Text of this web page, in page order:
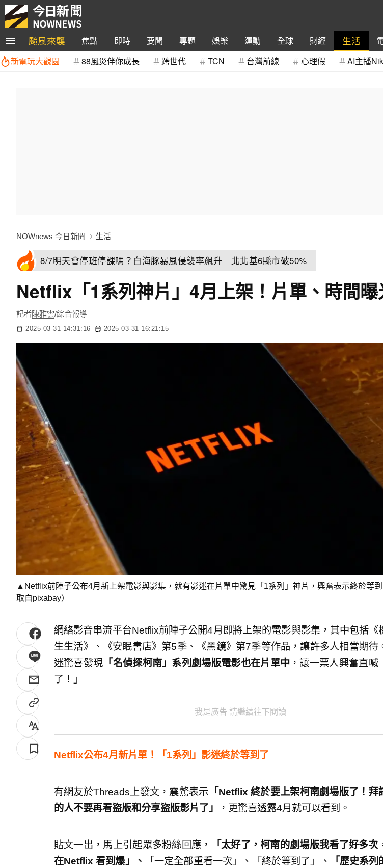
颱風來襲 焦點 即時 要聞 專題 娛樂 運動 全球 財經 生活
新電玩大觀園
88風災伴你成長 跨世代 TCN 台灣前線 心理假 AI主播
NOWnews 今日新聞 生活
8/7明天會停班停課嗎？白海豚暴風侵襲率飆升 北北基6縣市破50%
Netflix「1系列神片」4月上架！片單、時間
記者陳雅雲/綜合報導
2025-03-31 14:31:16 2025-03-31 16:21:15
▲Netflix前陣子公布4月新上架電影與影集，就有影迷在片單中驚見「1系列」神片，興奮表示終於等
取自pixabay）
網絡影音串流平台Netflix前陣子公開4月即將上架的電影與影集，其中包括《
生生活》、《安眠書店》第5季、《黑鏡》第7季等作品，讓許多人相當期待
迷驚喜發現 「名偵探柯南」系列劇場版電影也在片單中 ，讓一票人興奮直喊
了！」
我是廣告 請繼續往下閱讀
Netflix公布4月新片單！「1系列」影迷終於等到了
有網友於Threads上發文，震驚表示 「Netflix 終於要上架柯南劇場版了！拜
的人不要再看盜版和分享盜版影片了」
，更驚喜透露4月就可以看到。
貼文一出，馬上引起眾多粉絲回應，
「太好了，柯南的劇場版我看了好多次
在Netflix 看到爆」、
「一定全部重看一次」、「終於等到了」、
「歷史系